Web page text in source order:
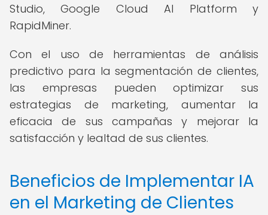
Studio, Google Cloud AI Platform y
RapidMiner.
Con el uso de herramientas de análisis
predictivo para la segmentación de clientes,
las empresas pueden optimizar sus
estrategias de marketing, aumentar la
eficacia de sus campañas y mejorar la
satisfacción y lealtad de sus clientes.
Beneficios de Implementar IA
en el Marketing de Clientes